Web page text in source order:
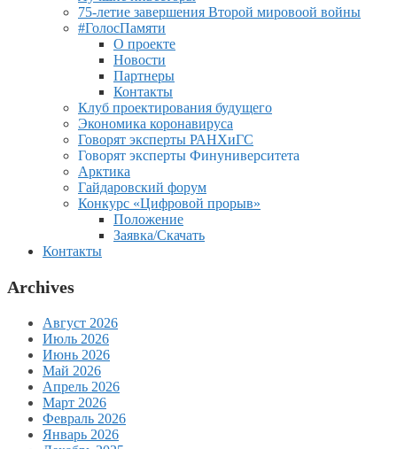
75-летие завершения Второй мировоой войны
#ГолосПамяти
О проекте
Новости
Партнеры
Контакты
Клуб проектирования будущего
Экономика коронавируса
Говорят эксперты РАНХиГС
Говорят эксперты Финуниверситета
Арктика
Гайдаровский форум
Конкурс «Цифровой прорыв»
Положение
Заявка/Скачать
Контакты
Archives
Август 2026
Июль 2026
Июнь 2026
Май 2026
Апрель 2026
Март 2026
Февраль 2026
Январь 2026